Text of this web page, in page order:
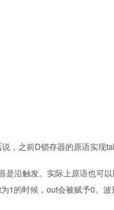
之前D锁存器的原语实现
沿触发。实际上原语也可以
1的时候，out会被赋予0。波